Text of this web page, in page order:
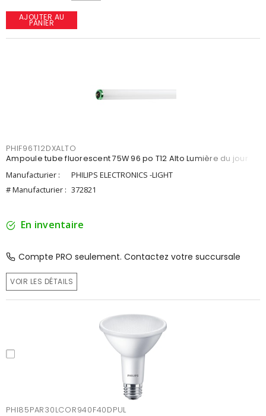
AJOUTER AU
PANIER
PHIF96T12DXALTO
Ampoule tube fluorescent 75W 96 po T12 Alto Lumière du jour
Manufacturier :
PHILIPS ELECTRONICS -LIGHT
# Manufacturier : 372821
En inventaire
Compte PRO seulement. Contactez votre succursale
VOIR LES DÉTAILS
PHI85PAR30LCOR940F40DPUL